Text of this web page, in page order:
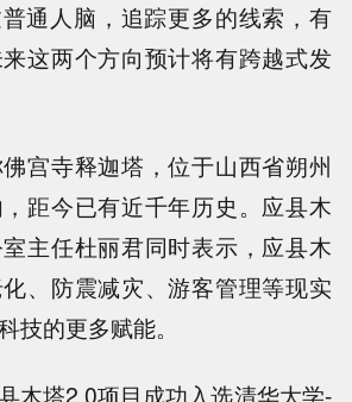
通人脑，追踪更多的线索，有
这两个方向预计将有跨越式发
宫寺释迦塔，位于山西省朔州
距今已有近千年历史。应县木
主任杜丽君同时表示，应县木
、防震减灾、游客管理等现实
技的更多赋能。
木塔2.0项目成功入选清华大学-